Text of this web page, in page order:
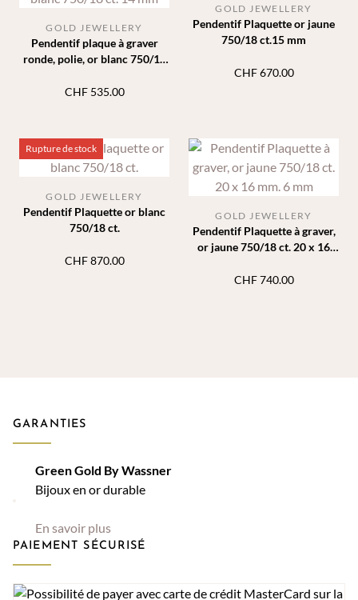
Pendentif plaque à graver
ronde, polie, or blanc 750/18
GOLD JEWELLERY
CHF535.00
Pendentif Plaquette or jaune
750/18 ct.15 mm
GOLD JEWELLERY
CHF670.00
Rupture de stock
Pendentif Plaquette or blanc
750/18 ct.
GOLD JEWELLERY
CHF870.00
Pendentif Plaquette à graver,
or jaune 750/18 ct. 20 x 16
GOLD JEWELLERY
CHF740.00
GARANTIES
Green Gold By Wassner
Bijoux en or durable
En savoir plus
PAIEMENT SÉCURISÉ